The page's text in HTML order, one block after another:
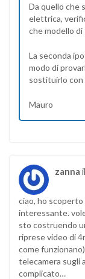
Da quello che
elettrica,
che modello di
La seconda
modo di
sostituirlo con
Mauro
zanna il
ciao, ho
interessante.
sto costruendo
riprese video di
come
telecamera sugli
complicato…